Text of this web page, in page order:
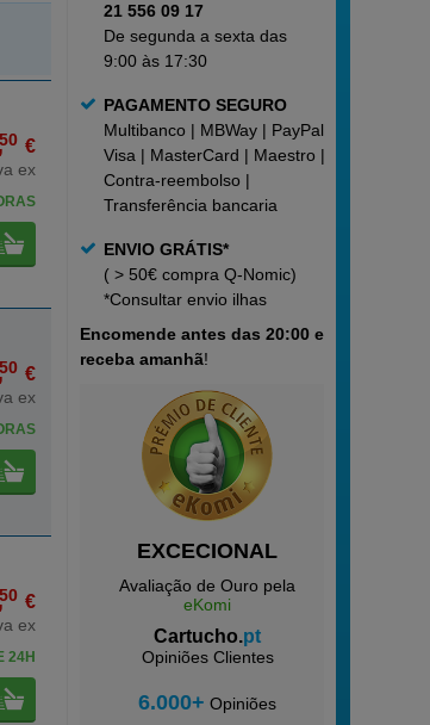
21 556 09 17
De segunda a sexta das
9:00 às 17:30
PAGAMENTO SEGURO
Multibanco | MBWay | PayPal |
Visa | MasterCard | Maestro |
Contra-reembolso |
Transferência bancaria
ENVIO GRÁTIS*
( > 50€ compra Q-Nomic)
*Consultarenvio ilhas
Encomende antes das 20:00 e
receba amanhã!
EXCECIONAL
Avaliação de Ouro pela
eKomi
Cartucho.pt
Opiniões Clientes
6.000+ Opiniões
50 €
ex
50 €
ex
50 €
ex
24H